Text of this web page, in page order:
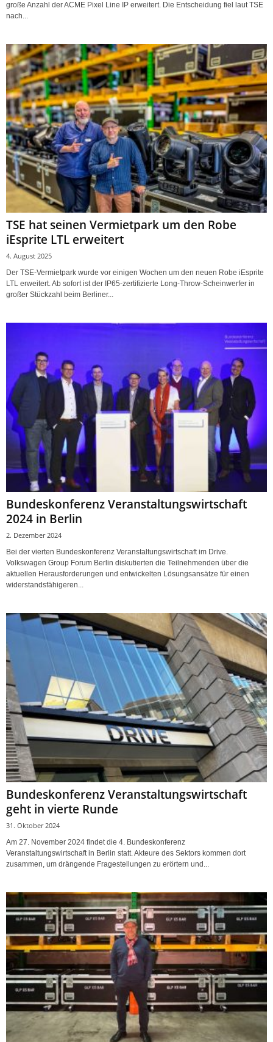
große Anzahl der ACME Pixel Line IP erweitert. Die Entscheidung fiel laut TSE
nach...
TSE hat seinen Vermietpark um den Robe
iEsprite LTL erweitert
4. August 2025
Der TSE-Vermietpark wurde vor einigen Wochen um den neuen Robe iEsprite
LTL erweitert. Ab sofort ist der IP65-zertifizierte Long-Throw-Scheinwerfer in
großer Stückzahl beim Berliner...
Bundeskonferenz Veranstaltungswirtschaft
2024 in Berlin
2. Dezember 2024
Bei der vierten Bundeskonferenz Veranstaltungswirtschaft im Drive.
Volkswagen Group Forum Berlin diskutierten die Teilnehmenden über die
aktuellen Herausforderungen und entwickelten Lösungsansätze für einen
widerstandsfähigeren...
Bundeskonferenz Veranstaltungswirtschaft
geht in vierte Runde
31. Oktober 2024
Am 27. November 2024 findet die 4. Bundeskonferenz
Veranstaltungswirtschaft in Berlin statt. Akteure des Sektors kommen dort
zusammen, um drängende Fragestellungen zu erörtern und...